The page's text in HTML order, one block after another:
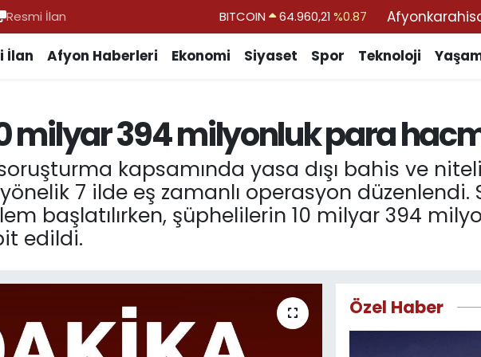
Resmi İlan DOLAR 47,7436%0.18
EURO
55,2510
%0.32
BİST100
13.779%-14
İlan Afyon Haberleri Ekonomi Siyaset Spor Teknoloji
milyar 394 milyonluk para
kapsamında yasa dışı bahis ve
yönelik 7 ilde eş zamanlı operasyon
başlatılırken, şüphelilerin 10 milyar 394
edildi.
Özel Haber